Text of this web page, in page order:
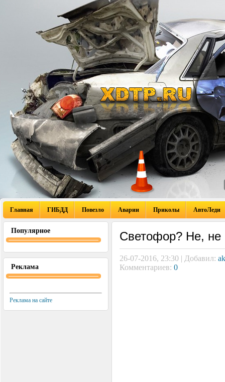
Главная ГИБДД Повезло Аварии Приколы АвтоЛеди
Популярное
Реклама
Реклама на сайте
Светофор? Не,
26-07-2016, 23:30 | Добавил:
Комментариев: 0